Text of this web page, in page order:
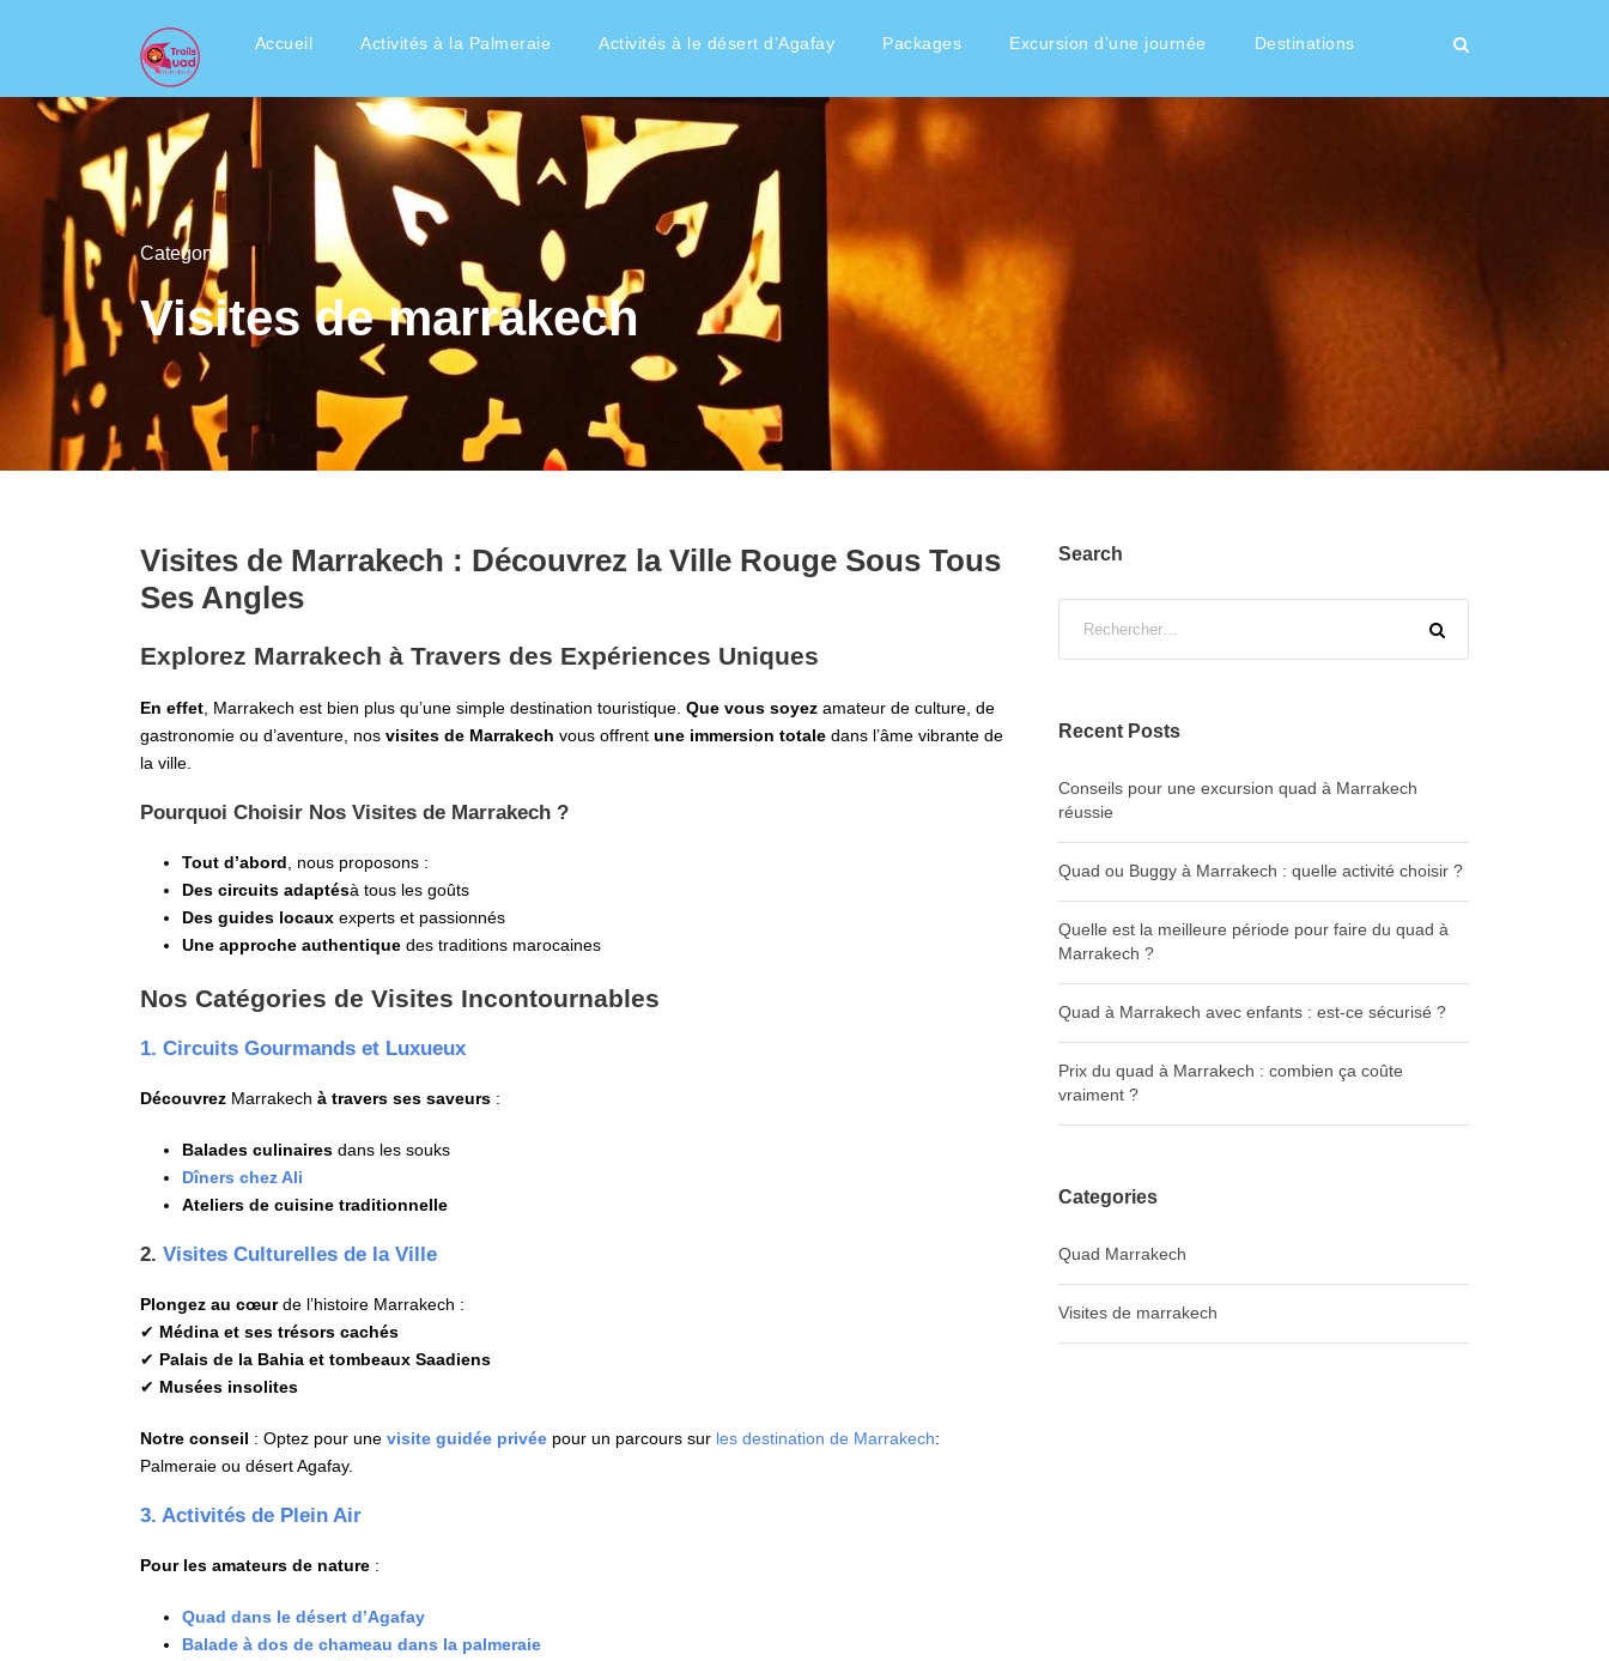
Accueil Activités à la Palmeraie Activités à le désert d’Agafay Packages Excursion d’une journée Destinations
Category
Visites de marrakech
Visites de Marrakech : Découvrez la Ville Rouge Sous Tous
Ses Angles
Explorez Marrakech à Travers des Expériences Uniques
En effet , Marrakech est bien plus qu’une simple destination touristique. Que vous soyez amateur de culture, de
gastronomie ou d’aventure, nos visites de Marrakech vous offrent une immersion totale dans l’âme vibrante de
la ville.
Pourquoi Choisir Nos Visites de Marrakech ?
Tout d’abord , nous proposons :
Des circuits adaptésà tous les goûts
Des guides locaux experts et passionnés
Une approche authentique des traditions marocaines
Nos Catégories de Visites Incontournables
1. Circuits Gourmands et Luxueux
Découvrez Marrakech à travers ses saveurs :
Balades culinaires dans les souks
Dîners chez Ali
Ateliers de cuisine traditionnelle
2. Visites Culturelles de la Ville
Plongez au cœurde l’histoire Marrakech :
✔ Médina et ses trésors cachés
✔ Palais de la Bahia et tombeaux Saadiens
✔ Musées insolites
Notre conseil : Optez pour une visite guidée privée pour un parcours sur les destination de Marrakech:
Palmeraie ou désert Agafay.
3. Activités de Plein Air
Pour les amateurs de nature :
Quad dans le désert d’Agafay
Balade à dos de chameau dans la palmeraie
Search
Recent Posts
Conseils pour une excursion quad à Marrakech
réussie
Quad ou Buggy à Marrakech : quelle activité choisir ?
Quelle est la meilleure période pour faire du quad à
Marrakech ?
Quad à Marrakech avec enfants : est-ce sécurisé ?
Prix du quad à Marrakech : combien ça coûte
vraiment ?
Categories
Quad Marrakech
Visites de marrakech